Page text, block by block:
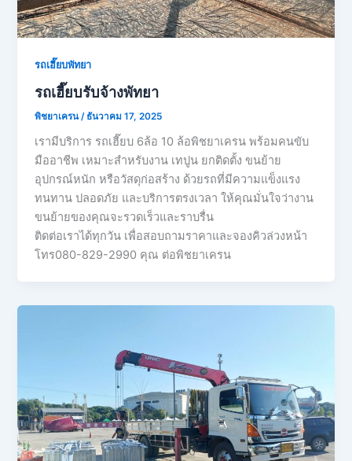
รถเฮี๊ยบพัทยา
รถเฮี๊ยบรับจ้างพัทยา
พิชยาเครน / ธันวาคม 17, 2025
เรามีบริการ รถเฮี๊ยบ 6ล้อ 10 ล้อพิชยาเครน พร้อมคนขับ
มืออาชีพ เหมาะสำหรับงาน เทปูน ยกติดตั้ง ขนย้าย
อุปกรณ์หนัก หรือวัสดุก่อสร้าง ด้วยรถที่มีความแข็งแรง
ทนทาน ปลอดภัย และบริการตรงเวลา ให้คุณมั่นใจว่างาน
ขนย้ายของคุณจะรวดเร็วและราบรื่น
ติดต่อเราได้ทุกวัน เพื่อสอบถามราคาและจองคิวล่วงหน้า
โทร080-829-2990 คุณ ต่อพิชยาเครน